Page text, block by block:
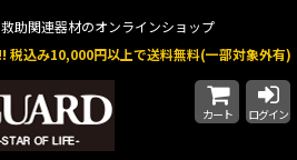
助関連器材のオンラインショップ
税込み10,000円以上で送料無料(一部対象外有)
カート ログイン